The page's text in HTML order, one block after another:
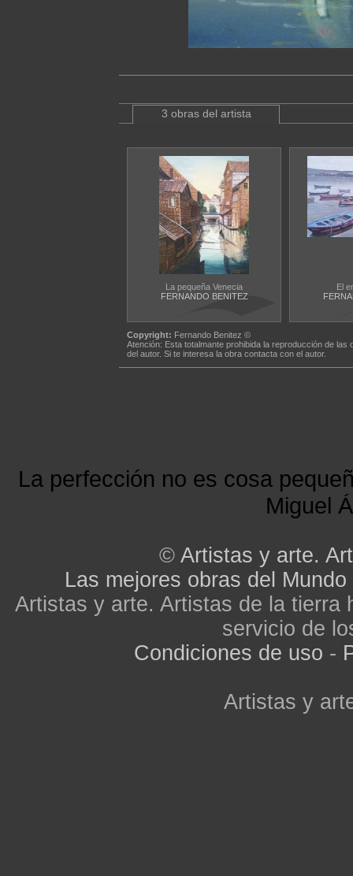
3 obras del artista
La pequeña Venecia
FERNANDO BENITEZ
El
Copyright: Fernando Benitez ©
Atención: Esta totalmante prohibida la reproducción de
del autor. Si te interesa la obra contacta con el autor.
La perfección no es cosa
Miguel
© Artistas y arte.
Las mejores obras del Mundo
Artistas y arte. Artistas de la tierra
servicio de
Condiciones de uso -
Artistas y